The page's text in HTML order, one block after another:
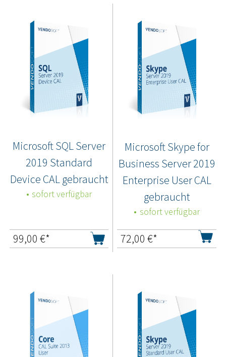
Microsoft SQL Server
2019 Standard
Device CAL gebraucht
sofort verfügbar
99,00 €*
Microsoft Skype for
Business Server 2019
Enterprise User CAL
gebraucht
sofort verfügbar
72,00 €*